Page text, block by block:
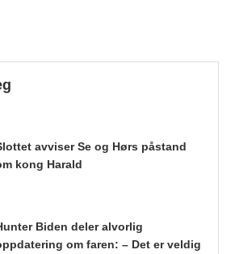
avviser Se og Hørs påstand
kong Harald
Biden deler alvorlig
om faren: – Det er veldig